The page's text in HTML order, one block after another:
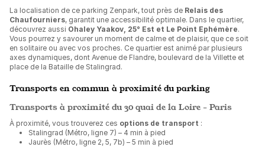
La localisation de ce parking Zenpark, tout près de Relais des
Chaufourniers, garantit une accessibilité optimale. Dans le quartier,
découvrez aussi Ohaley Yaakov, 25° Est et Le Point Ephémère.
Vous pourrez y savourer un moment de calme et de plaisir, que ce soit
en solitaire ou avec vos proches. Ce quartier est animé par plusieurs
axes dynamiques, dont Avenue de Flandre, boulevard de la Villette et
place de la Bataille de Stalingrad.
Transports en commun à proximité du parking
Transports à proximité du 30 quai de la Loire - Paris
À proximité, vous trouverez ces options de transport :
Stalingrad (Métro, ligne 7) – 4 min à pied
Jaurès (Métro, ligne 2, 5, 7b) – 5 min à pied